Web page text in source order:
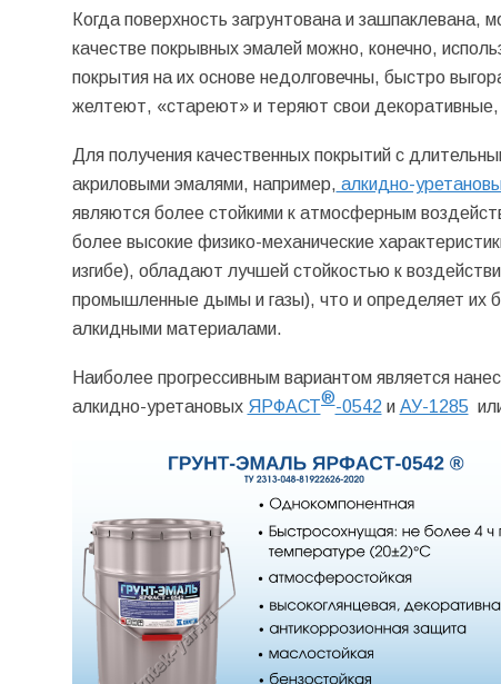
Когда поверхность загрунтована и
качестве покрывных эмалей можно, конечно,
покрытия на их основе недолговечны, быстро
желтеют, «стареют» и теряют свои
Для получения качественных покрытий с
акриловыми эмалями, например, алкидно-
являются более стойкими к атмосферным
более высокие физико-механические
изгибе), обладают лучшей стойкостью к
промышленные дымы и газы), что и определяет их
алкидными материалами.
Наиболее прогрессивным вариантом является
алкидно-уретановых ЯРФАСТ®-0542 и АУ-1285